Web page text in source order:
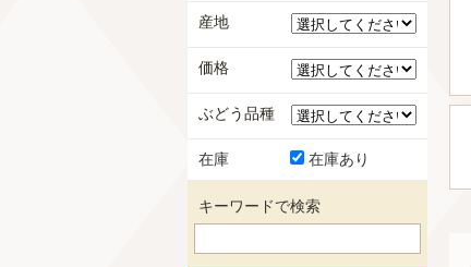
産地
価格
ぶどう品種
在庫 在庫あり
キーワードで検索